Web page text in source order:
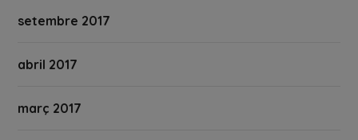
setembre 2017
abril 2017
març 2017